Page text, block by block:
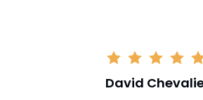
David